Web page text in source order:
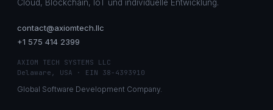
Cloud, Blockchain, IoT und individuelle Entwicklung.
contact@axiomtech.llc
+1 575 414 2399
AXIOM TECH SYSTEMS LLC
Delaware, USA · EIN 38-4393910
Global Software Development Company.